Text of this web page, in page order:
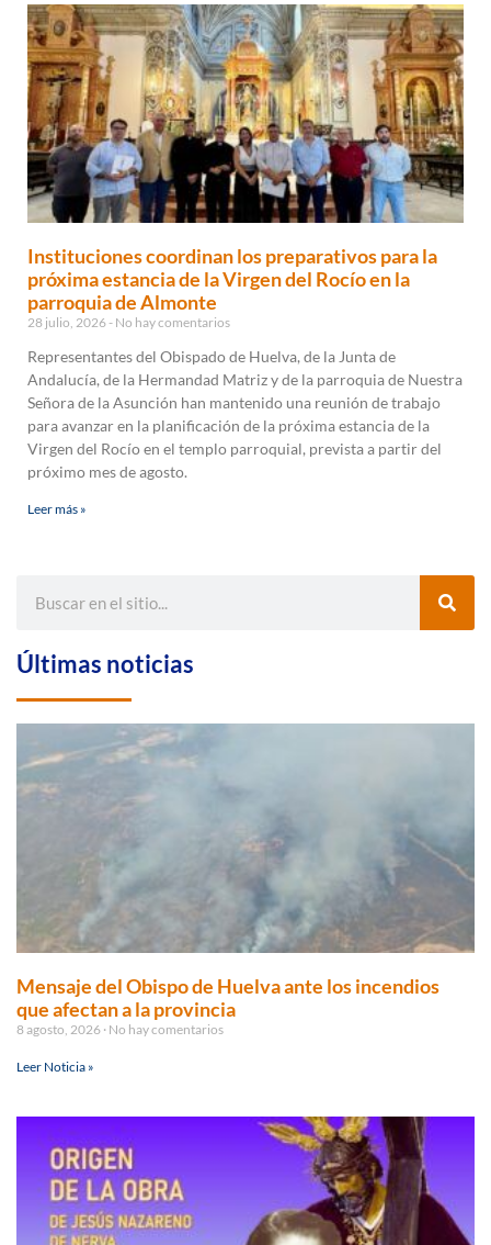
Instituciones coordinan los preparativos para la
próxima estancia de la Virgen del Rocío en la
parroquia de Almonte
28 julio, 2026 No hay comentarios
Representantes del Obispado de Huelva, de la Junta de
Andalucía, de la Hermandad Matriz y de la parroquia de Nuestra
Señora de la Asunción han mantenido una reunión de trabajo
para avanzar en la planificación de la próxima estancia de la
Virgen del Rocío en el templo parroquial, prevista a partir del
próximo mes de agosto.
Leer más »
Últimas noticias
Mensaje del Obispo de Huelva ante los incendios
que afectan a la provincia
8 agosto, 2026 No hay comentarios
Leer Noticia »